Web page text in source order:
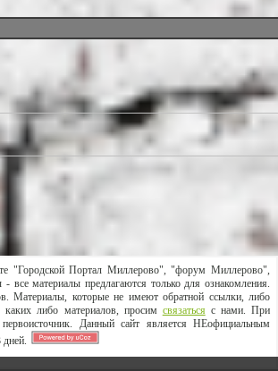
"Городской Портал Миллерово", "форум Миллерово",
все материалы предлагаются только для ознакомления.
Материалы, которые не имеют обратной ссылки, либо
либо материалов, просим связатьсяс нами. При
Данный сайт является НЕофициальным
дней.